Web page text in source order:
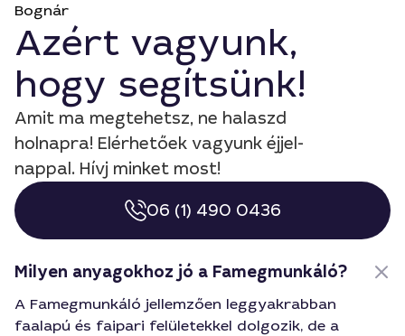
Bognár
Azért vagyunk,
hogy segítsünk!
Amit ma megtehetsz, ne halaszd
holnapra! Elérhetőek vagyunk éjjel-
nappal. Hívj minket most!
06 (1) 490 0436
Milyen anyagokhoz jó a Famegmunkáló?
A Famegmunkáló jellemzően leggyakrabban
faalapú és faipari felületekkel dolgozik, de a